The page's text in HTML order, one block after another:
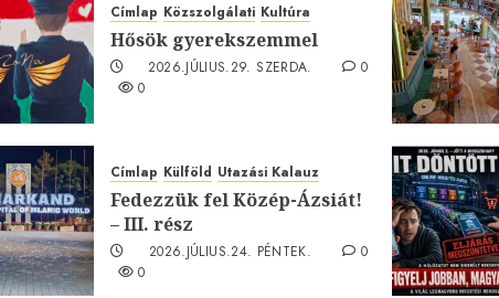
Címlap Közszolgálati Kultúra
Hősök gyerekszemmel
2026.JÚLIUS.29. SZERDA.
0
0
Címlap Külföld Utazási Kalauz
Fedezzük fel Közép-Ázsiát!
– III. rész
2026.JÚLIUS.24. PÉNTEK.
0
0